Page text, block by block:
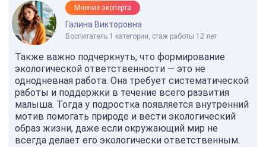
Мнение эксперта
Галина Викторовна
Воспитатель 1 категории, стаж работы 12 лет
Также важно подчеркнуть, что формирование
экологической ответственности — это не
однодневная работа. Она требует систематической
работы и поддержки в течение всего развития
малыша. Тогда у подростка появляется внутренний
мотив помогать природе и вести экологический
образ жизни, даже если окружающий мир не
всегда делает его экологически ответственным.